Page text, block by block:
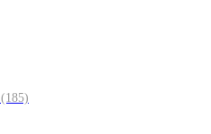
(185)